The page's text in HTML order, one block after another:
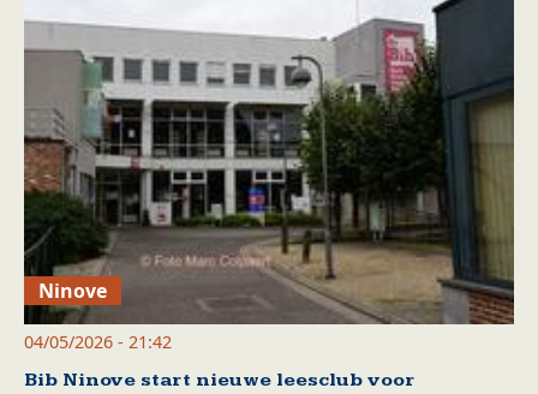
Ninove
04/05/2026 - 21:42
Bib Ninove start nieuwe leesclub voor